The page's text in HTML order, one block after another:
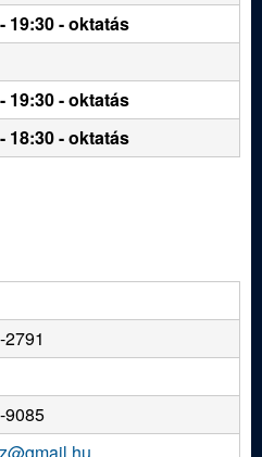
19:30 - oktatás
19:30 - oktatás
18:30 - oktatás
9085